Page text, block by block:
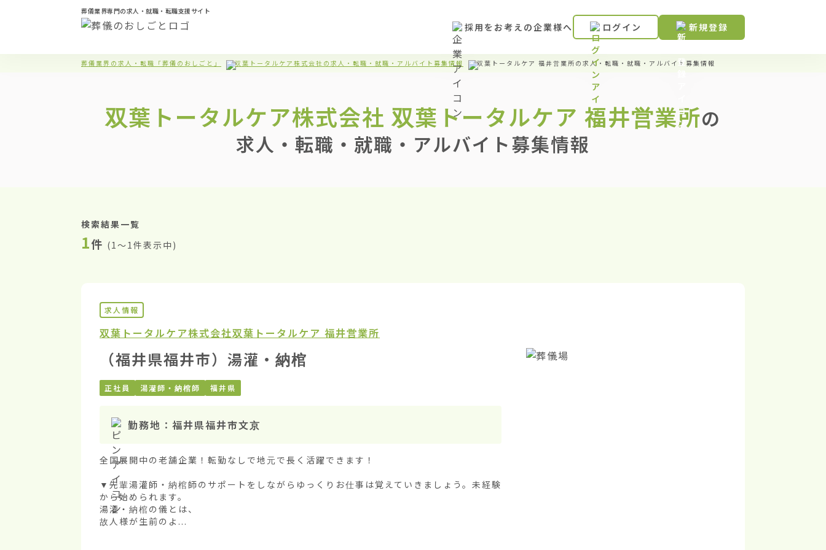
葬儀業界専門の求人・就職・転職支援サイト
採用をお考えの企業様へ ログイン 新規登録
葬儀業界の求人・転職「葬儀のおしごと」 双葉トータルケア株式会社の求人・転職・就職・アルバイト募集情報 双葉トータルケア 福井営業所の求人・転職・就職・アルバイト募集情報
双葉トータルケア株式会社 双葉トータルケア 福井営業所の
求人・転職・就職・アルバイト募集情報
検索結果一覧
1件 (1〜1件表示中)
求人情報
双葉トータルケア株式会社双葉トータルケア 福井営業所
（福井県福井市）湯灌・納棺
正社員 湯灌師・納棺師 福井県
勤務地： 福井県福井市文京
全国展開中の老舗企業！転勤なしで地元で長く活躍できます！
▼先輩湯灌師・納棺師のサポートをしながらゆっくりお仕事は覚えていきましょう。未経験
から始められます。
湯灌・納棺の儀とは、
故人様が生前のよ...